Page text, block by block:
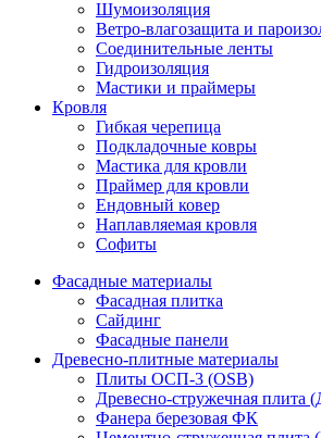
Шумоизоляция
Ветро-влагозащита и
Соединительные ленты
Гидроизоляция
Мастики и праймеры
Кровля
Гибкая черепица
Подкладочные ковры
Мастика для кровли
Праймер для кровли
Ендовный ковер
Наплавляемая кровля
Софиты
Фасадные материалы
Фасадная плитка
Сайдинг
Фасадные панели
Древесно-плитные материалы
Плиты ОСП-3 (OSB)
Древесно-стружечная плита
Фанера березовая ФК